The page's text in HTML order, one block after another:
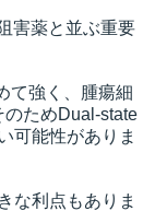
害薬と並ぶ重要
て強く、腫瘍細
ためDual-state
可能性がありま
な利点もありま